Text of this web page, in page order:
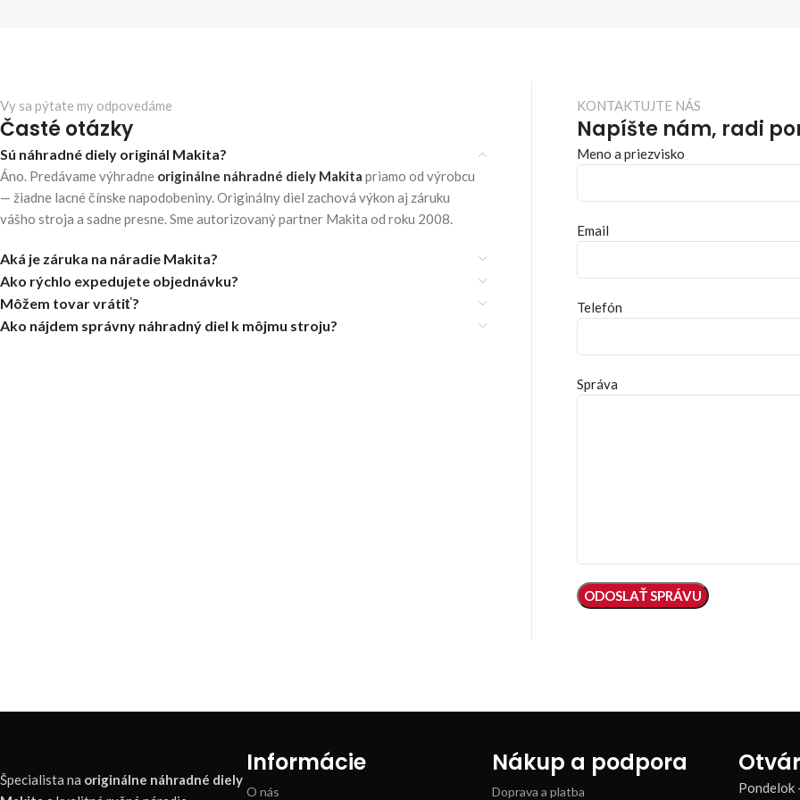
Vy sa pýtate my odpovedáme
Časté otázky
Sú náhradné diely originál Makita?
Áno. Predávame výhradne originálne náhradné diely Makita priamo od výrobcu
— žiadne lacné čínske napodobeniny. Originálny diel zachová výkon aj záruku
vášho stroja a sadne presne. Sme autorizovaný partner Makita od roku 2008.
Aká je záruka na náradie Makita?
Ako rýchlo expedujete objednávku?
Môžem tovar vrátiť?
Ako nájdem správny náhradný diel k môjmu stroju?
KONTAKTUJTE NÁS
Napíšte nám, radi
Meno a priezvisko
Email
Telefón
Správa
Špecialista na originálne náhradné diely
Informácie
O nás
Nákup a podpora
Doprava a platba Pondelok